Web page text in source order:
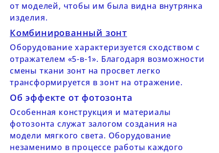
от моделей, чтобы им была видна внутрянка
изделия.
Комбинированный зонт
Оборудование характеризуется сходством с
отражателем «5-в-1». Благодаря возможности
смены ткани зонт на просвет легко
трансформируется в зонт на отражение.
Об эффекте от фотозонта
Особенная конструкция и материалы
фотозонта служат залогом создания на
модели мягкого света. Оборудование
незаменимо в процессе работы каждого